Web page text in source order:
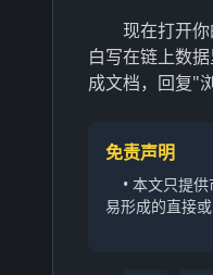
现在打开
白写在链上数
成文档，回复"
免责声明
• 本文只提
易形成的直接